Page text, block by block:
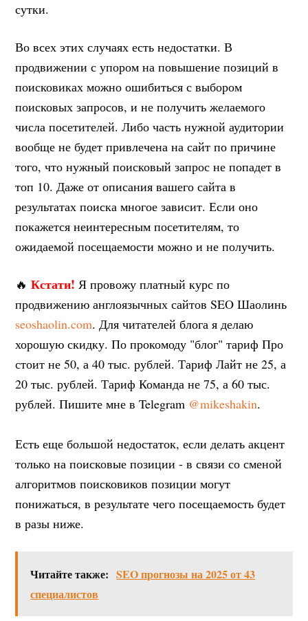
сутки.
Во всех этих случаях есть недостатки. В
продвижении с упором на повышение позиций в
поисковиках можно ошибиться с выбором
поисковых запросов, и не получить желаемого
числа посетителей. Либо часть нужной аудитории
вообще не будет привлечена на сайт по причине
того, что нужный поисковый запрос не попадет в
топ 10. Даже от описания вашего сайта в
результатах поиска многое зависит. Если оно
покажется неинтересным посетителям, то
ожидаемой посещаемости можно и не получить.
🔥Кстати! Я провожу платный курс по
продвижению англоязычных сайтов SEO Шаолинь
seoshaolin.com. Для читателей блога я делаю
хорошую скидку. По прокомоду "блог" тариф Про
стоит не 50, а 40 тыс. рублей. Тариф Лайт не 25, а
20 тыс. рублей. Тариф Команда не 75, а 60 тыс.
рублей. Пишите мне в Telegram @mikeshakin.
Есть еще большой недостаток, если делать акцент
только на поисковые позиции - в связи со сменой
алгоритмов поисковиков позиции могут
понижаться, в результате чего посещаемость будет
в разы ниже.
Читайте также: SEO прогнозы на 2025 от 43
специалистов